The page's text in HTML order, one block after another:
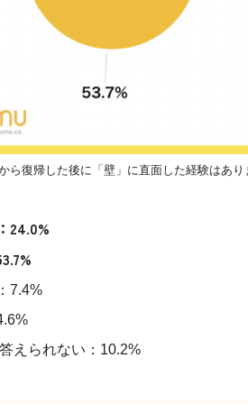
ら復帰した後に「壁」に直面した経験はあり
24.0%
7.4%
えられない：10.2%